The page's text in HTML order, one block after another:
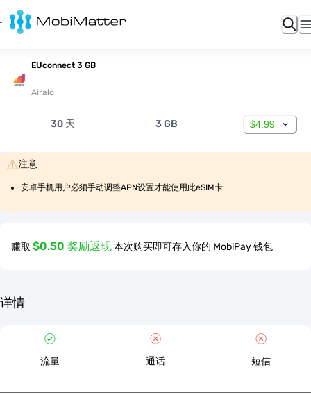
EUconnect 3 GB
Airalo
30 天 3 GB $4.99
注意
安卓手机用户必须手动调整APN设置才能使用此eSIM卡
赚取 $0.50 奖励返现本次购买即可存入你的 MobiPay 钱包
详情
流量 通话 短信